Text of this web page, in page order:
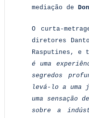
mediação de
O curta-
diretores
Rasputines, e
é uma
segredos
levá-lo a uma
uma sensação
sobre a